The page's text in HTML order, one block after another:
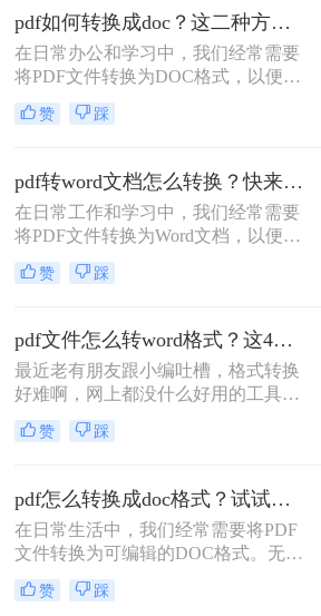
便进行修改、编辑或重新排版。那么
pdf如何转word文档格式呢？本文将介
绍三种将PDF转换为Word文档格式的
方法。
pdf如何转换成doc？这二种方法轻易转换！
在日常办公和学习中，我们经常需要
将PDF文件转换为DOC格式，以便于
编辑和修改。那么pdf如何转换成doc
呢？本文将介绍两种常用的PDF转
DOC的转换。
赞 踩
pdf转word文档怎么转换？快来试试这三种实用方法！
在日常工作和学习中，我们经常需要
将PDF文件转换为Word文档，以便进
行编辑和修改。那么pdf转word文档怎
么转换呢？本文将介绍三种常用的
赞 踩
pdf文件怎么转word格式？这4个方法让你轻松搞定！
最近老有朋友跟小编吐槽，格式转换
好难啊，网上都没什么好用的工具，
想要将一份PDF格式的文档转换成
Word文档，但是试过很多软件了，转
排版格式都乱了，文字也有出错的。
有没有好一点的pdf文件怎么转word格
式软件呢？好软件当然是有的，就看
你有没有这个运气遇到了。给大家介
绍一下转转大师PDF转换器，不管是
在线转换格式还是客户端转换格式，
赞 踩
pdf怎么转换成doc格式？试试这三种常见转换方法！
在日常生活中，我们经常需要将PDF
文件转换为可编辑的DOC格式。无论
是为了修改内容、复制文本还是进行
格式调整，掌握PDF转DOC的方法都
赞 踩